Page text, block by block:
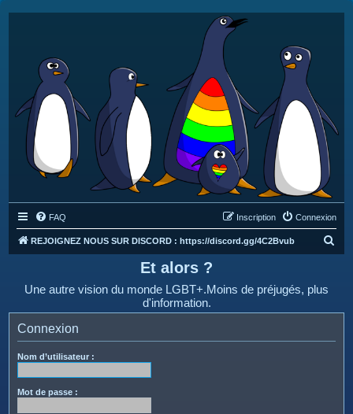
FAQ Connexion
Inscription
REJOIGNEZ NOUS SUR DISCORD : https://discord.gg/4C2Bvub
e
Et alors ?
Une autre vision du monde LGBT+.Moins de préjugés, plus
d'information.
Connexion
Nom d’utilisateur :
Mot de passe :